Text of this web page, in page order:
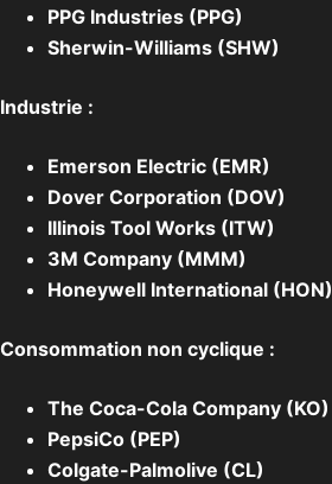
PPG Industries (PPG)
Sherwin-Williams (SHW)
Industrie :
Emerson Electric (EMR)
Dover Corporation (DOV)
Illinois Tool Works (ITW)
3M Company (MMM)
Honeywell International (HON)
Consommation non cyclique :
The Coca-Cola Company (KO)
PepsiCo (PEP)
Colgate-Palmolive (CL)